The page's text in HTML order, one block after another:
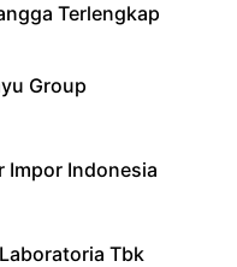
Terlengkap
Group
Impor Indonesia
Tbk